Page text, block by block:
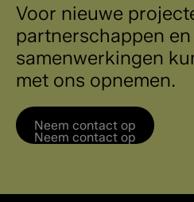
Voor nieuwe
partnerschappen en
samenwerkingen
met ons opnemen.
Neem contact op
Neem contact op